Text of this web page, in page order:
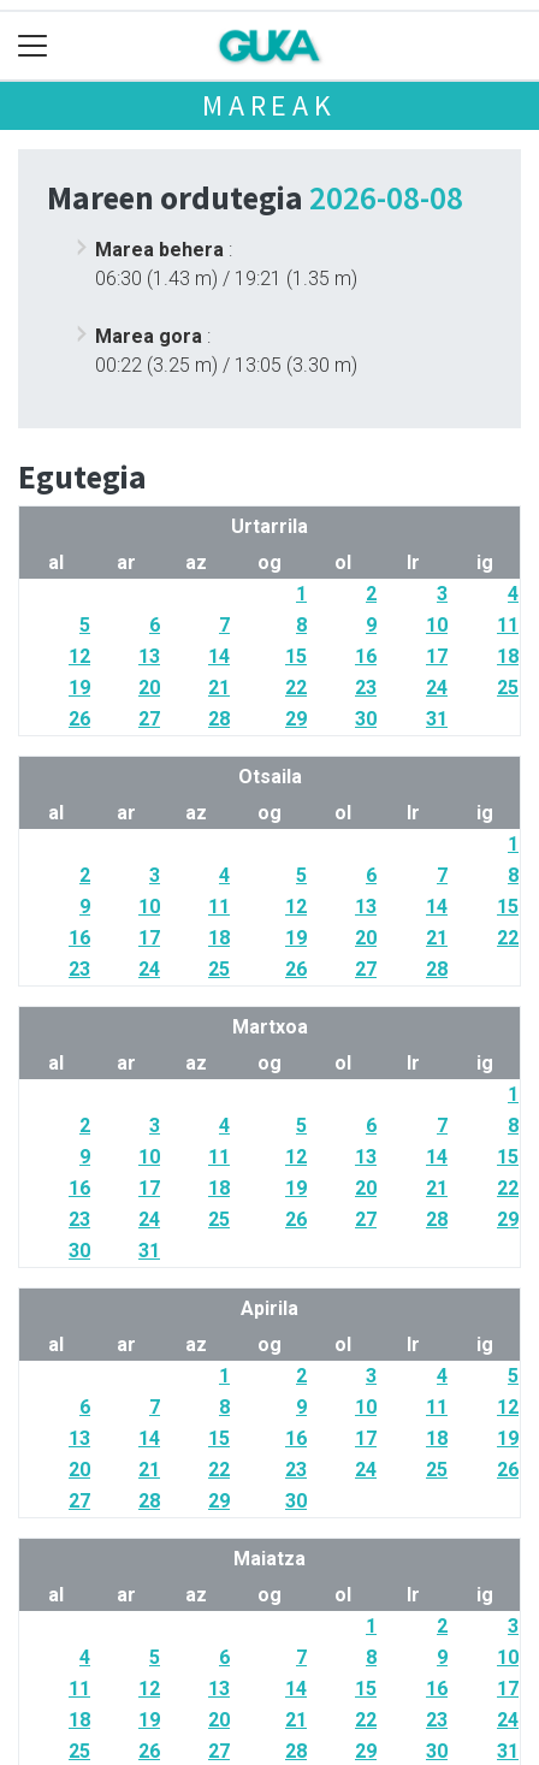
MAREAK
Mareen ordutegia 2026-08-08
Marea behera :
06:30 (1.43 m) / 19:21 (1.35 m)
Marea gora :
00:22 (3.25 m) / 13:05 (3.30 m)
Egutegia
Urtarrila
al
ar az og ol lr
ig
1
2 3
4
5
6 7 8 9 10
11
12
13 14 15 16 17
18
19
20 21 22 23 24
25
26
27 28 29 30 31
Otsaila
al
ar az og ol lr
ig
1
2
3 4 5 6 7
8
9
10 11 12 13 14
15
16
17 18 19 20 21
22
23
24 25 26 27 28
Martxoa
al
ar az og ol lr
ig
1
2
3 4 5 6 7
8
9
10 11 12 13 14
15
16
17 18 19 20 21
22
23
24 25 26 27 28
29
30
31
Apirila
al
ar az og ol lr
ig
1
2 3 4
5
6
7 8 9 10 11
12
13
14 15 16 17 18
19
20
21 22 23 24 25
26
27
28 29 30
Maiatza
al
ar az og ol lr
ig
1
2
3
4
5 6 7 8 9
10
11
12 13 14 15 16
17
18
19 20 21 22 23
24
25
26 27 28 29 30 31